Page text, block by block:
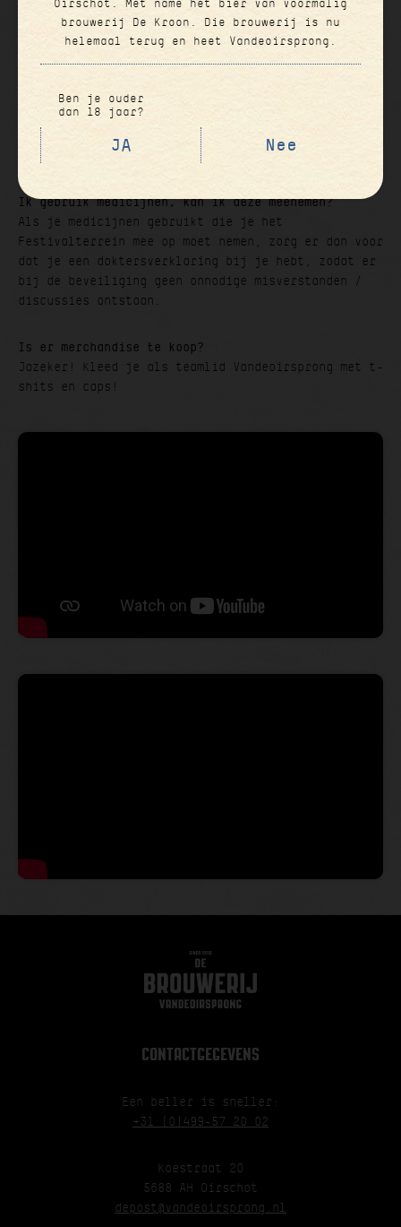
Kan ik het eten betalen met festivalmuntjes?
Ja, dat is geen probleem.
Moet ik betalen voor de w.c.?
Nee, de w.c.’s zijn gratis.
Ik gebruik medicijnen, kan ik deze meenemen?
Als je medicijnen gebruikt die je het
Festivalterrein mee op moet nemen, zorg er dan voor
dat je een doktersverklaring bij je hebt, zodat er
bij de beveiliging geen onnodige misverstanden /
discussies ontstaan.
Is er merchandise te koop?
Jazeker! Kleed je als teamlid Vandeoirsprong met t-
shits en caps!
CONTACTGEGEVENS
Een beller is sneller:
+31 (0)499-57 20 02
Koestraat 20
5688 AH Oirschot
depost@vandeoirsprong.nl
Oirschot. Met name het bier van voormalig
brouwerij De Kroon. Die brouwerij is nu
helemaal terug en heet Vandeoirsprong.
Ben je ouder
dan 18 jaar?
JA Nee